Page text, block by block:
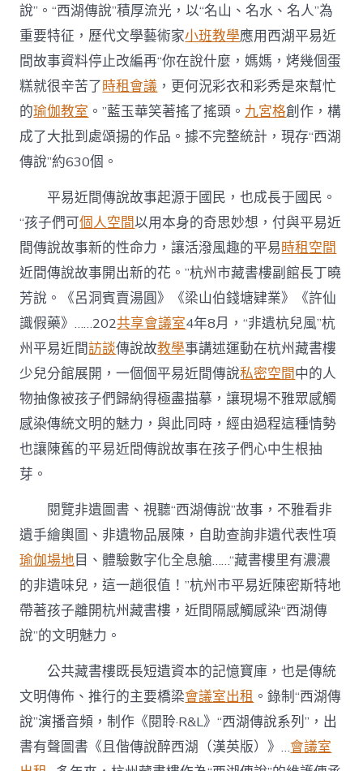
說”。“西湖傳說”積厚流光，以“名山、名水、名人”為
重要特征，歷代文學藝術家小班教學應用西湖平易近
間故事資料停止改編再“你在說什麼，媽媽，烤幾個蛋
糕就很辛苦了時租會議 ，更何況彩衣和彩秀是來幫忙
的瑜伽教室 。”藍玉華笑著搖了搖頭。九宮格創作，構
成了大批到處頌揚的作品。據不完整統計，現存“西湖
傳說”約630個。
平易近間傳說故事起源于國民，也成長于國民。
“孩子們可個人空間以用本身的奇思妙想，付與平易近
間傳說故事新的性命力，讓活潑風趣的平易時租空間
近間傳說故事開出新的花。”杭州市藏書樓副館長丁曉
芳說。《呂洞賓賣湯圓》《梁山伯錢塘肄業》《許仙
識假藥》……202共享會議室4年8月，“非遺杭兒風”杭
州平易近間訪談傳說故教學事講述運動在杭州藏書樓
少兒分館展開，一個個平易近間傳說私密空間中的人
物抽像被孩子們歸納得極盡描摹，讓現場不雅眾感觸
感染傳統文明的魅力，與此同時，經由過程這種情勢
也讓陳舊的平易近間傳說故事在孩子們心中生根抽
芽。
閱覽非遺圖書、視聽“西湖傳說”故事，不雅看非
遺手繪輿圖、非遺物品展陳，自助查詢非遺代表性項
瑜伽場地目、體驗數字化全息艙……“藏書樓里有濃濃
的非遺味兒，這一趟很值！”杭州市平易近陳密斯特地
帶著孩子離開杭州藏書樓，近間隔感觸感染“西湖傳
說”的文明魅力。
公共藏書樓既長短遺資本的記憶寶庫，也是傳統
文明傳佈、推行的主要橋梁會議室出租 。錄制“西湖傳
說”演播音頻，制作《閱聆·R&L》“西湖傳說系列”，出
書有聲圖書《且偕傳說醉西湖（漢英版）》…會議室